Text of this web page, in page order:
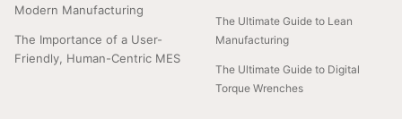
Modern Manufacturing
The Importance of a User-
Friendly, Human-Centric MES
The Ultimate Guide to Lean
Manufacturing
The Ultimate Guide to Digital
Torque Wrenches